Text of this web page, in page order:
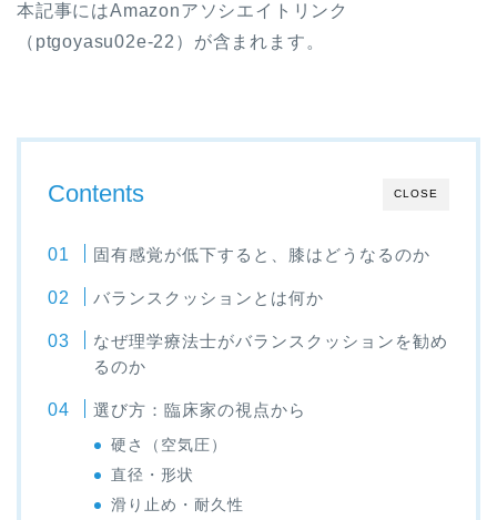
本記事にはAmazonアソシエイトリンク
（ptgoyasu02e-22）が含まれます。
CLOSE
Contents
固有感覚が低下すると、膝はどうなるのか
バランスクッションとは何か
なぜ理学療法士がバランスクッションを勧め
るのか
選び方：臨床家の視点から
硬さ（空気圧）
直径・形状
滑り止め・耐久性